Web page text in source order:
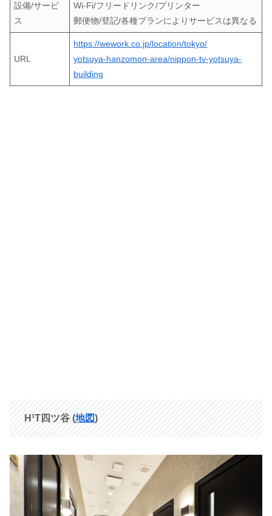
設備/サービ
ス
Wi-Fi/フリードリンク/プリンター
郵便物/登記/各種プランによりサービスは異なる
URL
https://wework.co.jp/location/tokyo/
yotsuya-hanzomon-area/nippon-tv-yotsuya-
building
H¹T四ツ谷 (地図)